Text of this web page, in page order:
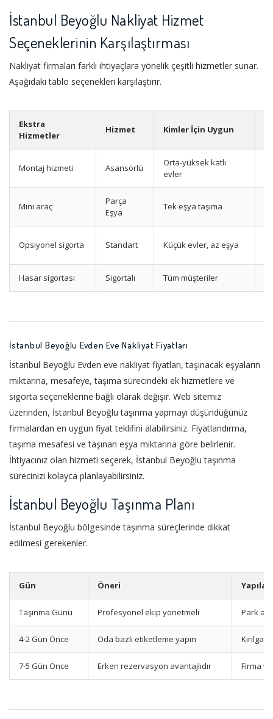
İstanbul Beyoğlu Nakliyat Hizmet
Seçeneklerinin Karşılaştırması
Nakliyat firmaları farklı ihtiyaçlara yönelik çeşitli hizmetler sunar.
Aşağıdaki tablo seçenekleri karşılaştırır.
Ekstra
Hizmetler
Hizmet Kimler İçin Uygun
Montaj hizmeti Asansörlü
Orta-yüksek katlı
evler
Mini araç
Parça
Eşya
Tek eşya taşıma
Opsiyonel sigorta Standart Küçük evler, az eşya
Hasar sigortası Sigortalı Tüm müşteriler
İstanbul Beyoğlu Evden Eve Nakliyat Fiyatları
İstanbul Beyoğlu Evden eve nakliyat fiyatları, taşınacak eşyaların
miktarına, mesafeye, taşıma sürecindeki ek hizmetlere ve
sigorta seçeneklerine bağlı olarak değişir. Web sitemiz
üzerinden, İstanbul Beyoğlu taşınma yapmayı düşündüğünüz
firmalardan en uygun fiyat teklifini alabilirsiniz. Fiyatlandırma,
taşıma mesafesi ve taşınan eşya miktarına göre belirlenir.
İhtiyacınız olan hizmeti seçerek, İstanbul Beyoğlu taşınma
sürecinizi kolayca planlayabilirsiniz.
İstanbul Beyoğlu Taşınma Planı
İstanbul Beyoğlu bölgesinde taşınma süreçlerinde dikkat
edilmesi gerekenler.
Gün Öneri
Taşınma Günü Profesyonel ekip yönetmeli Park
4-2 Gün Önce Oda bazlı etiketleme yapın
7-5 Gün Önce Erken rezervasyon avantajlıdır Firma